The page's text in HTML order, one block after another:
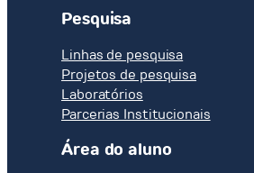
Pesquisa
Linhas de pesquisa
Projetos de pesquisa
Laboratórios
Parcerias Institucionais
Área do aluno